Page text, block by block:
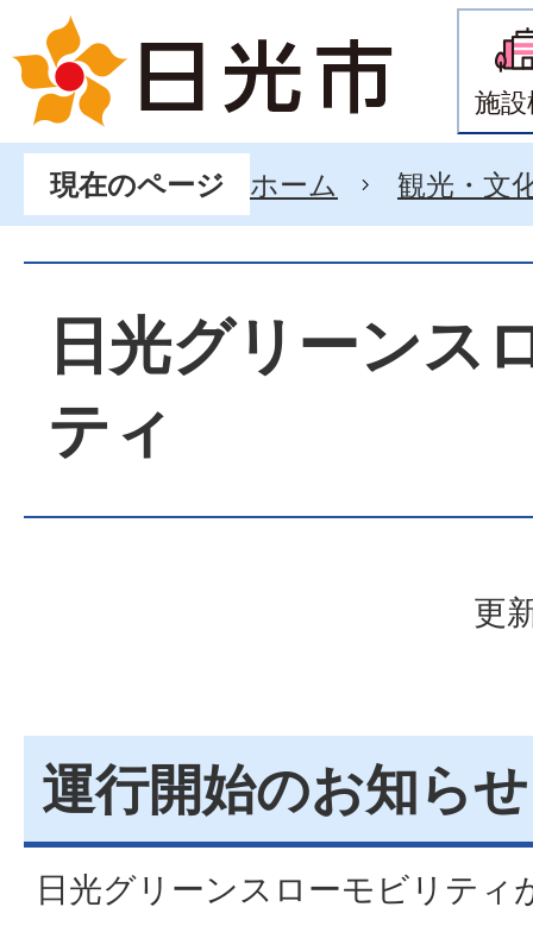
施
現在のページ ホーム 観光・文
日光グリーンス
ティ
更
運行開始のお知らせ
日光グリーンスローモビリティ